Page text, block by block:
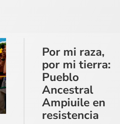
Por mi raza,
por mi tierra:
Pueblo
Ancestral
Ampiuile en
resistencia